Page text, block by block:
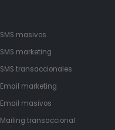
SMS masivos
SMS marketing
SMS transaccionales
Email marketing
Email masivos
Mailing transaccional